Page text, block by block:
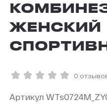
ЖЕНСКИЙ
0
Артикул